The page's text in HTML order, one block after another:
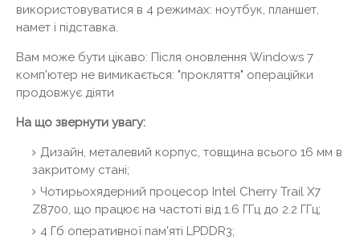
використовуватися в 4 режимах: ноутбук, планшет,
намет і підставка.
Вам може бути цікаво: Після оновлення Windows 7
комп'ютер не вимикається: "прокляття" операційки
продовжує діяти
На що звернути увагу:
Дизайн, металевий корпус, товщина всього 16 мм в
закритому стані;
Чотирьохядерний процесор Intel Cherry Trail X7
Z8700, що працює на частоті від 1.6 ГГц до 2.2 ГГц;
4 Гб оперативної пам'яті LPDDR3;